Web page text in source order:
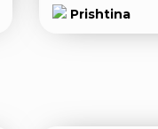
Prishtina